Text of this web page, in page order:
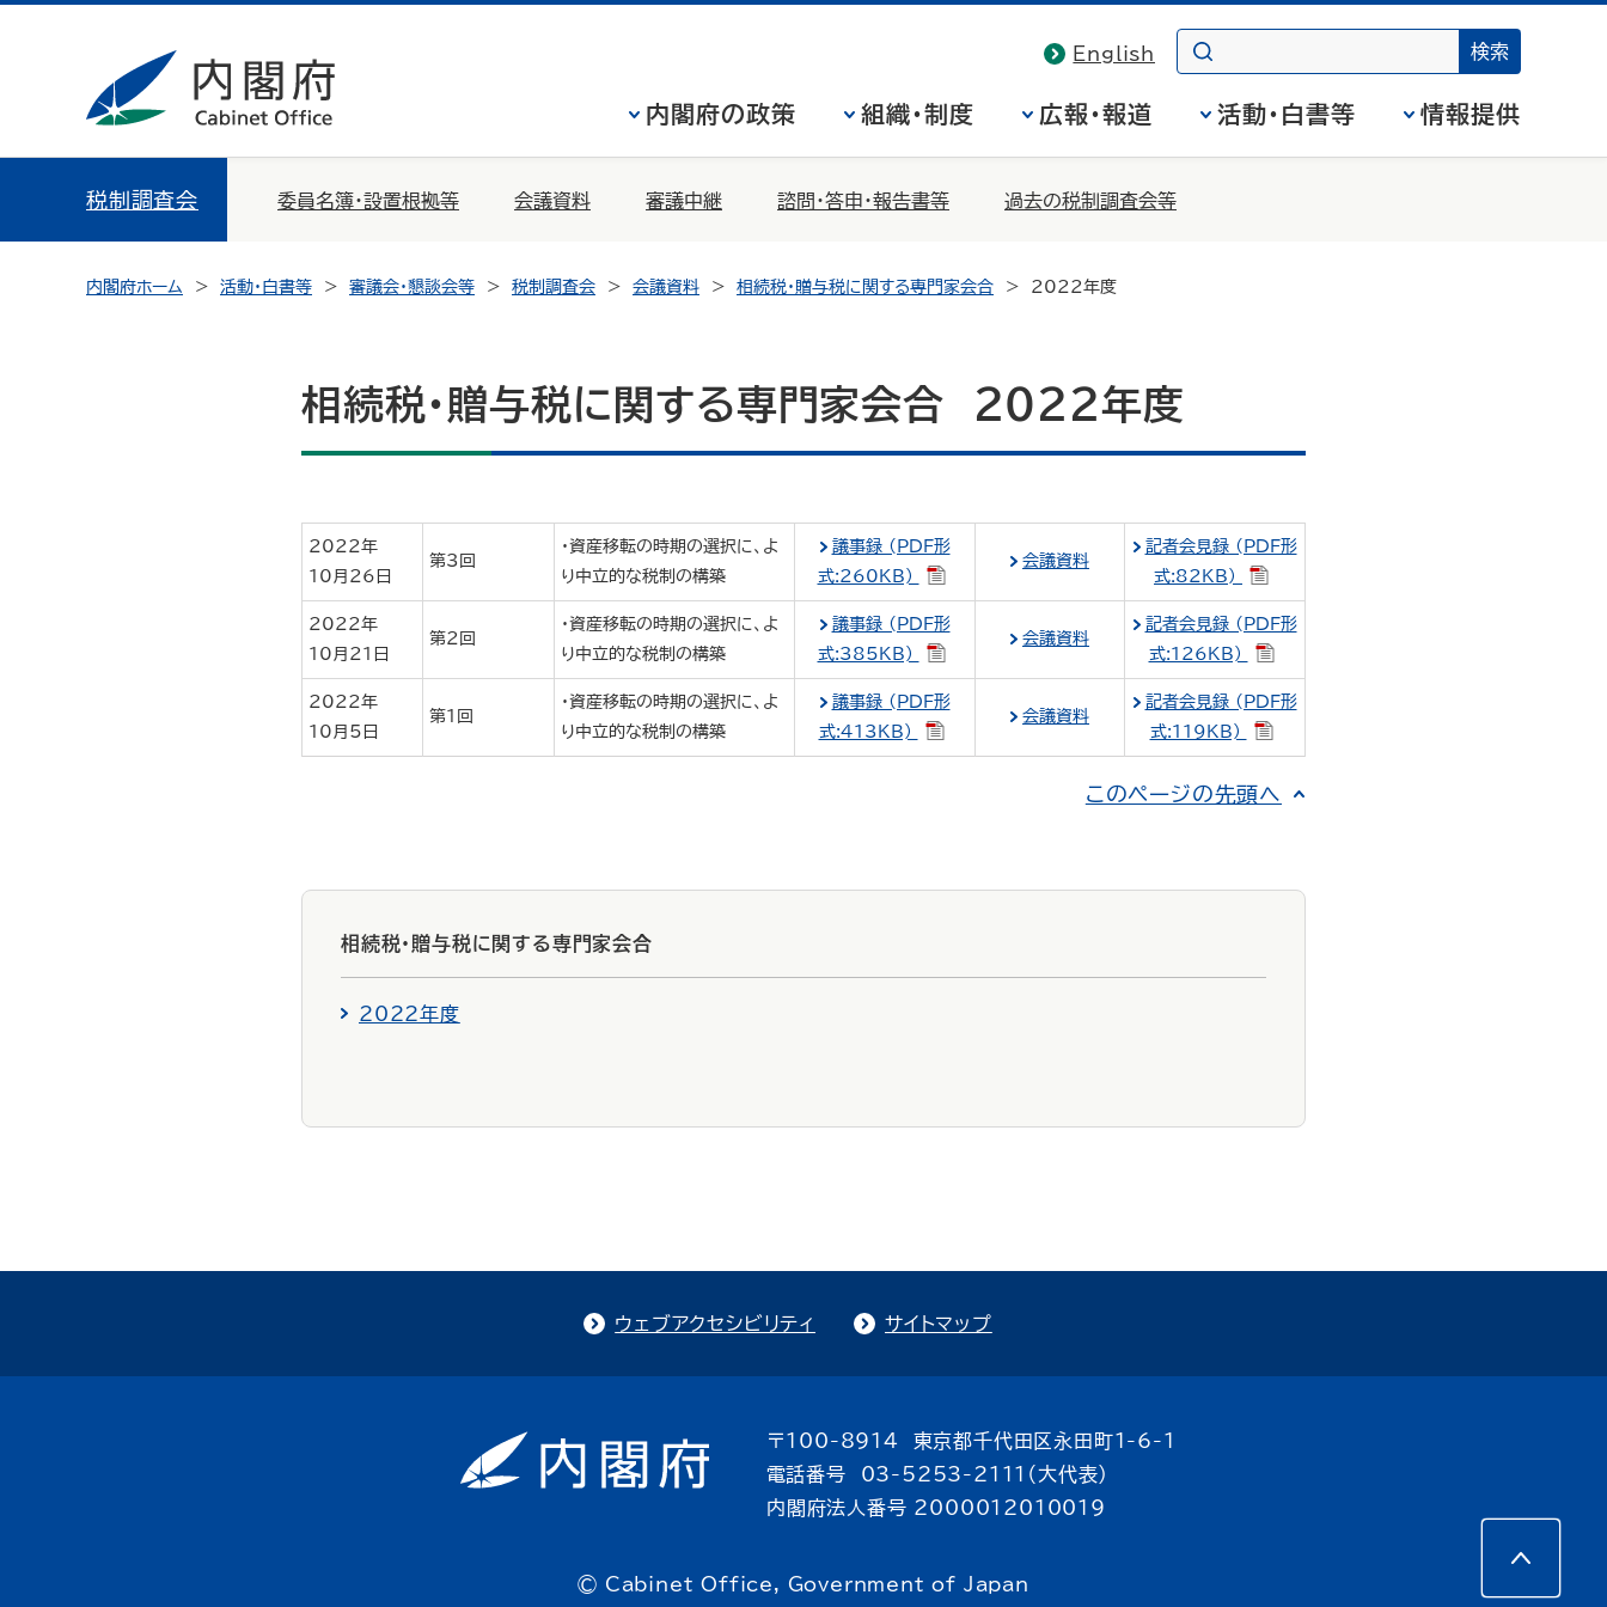
English
内閣府の政策 組織・制度 広報・報道 活動・白書等 情報提供
税制調査会 委員名簿・設置根拠等 会議資料 審議中継 諮問・答申・報告書等 過去の税制調査会等
内閣府ホーム 活動・白書等 審議会・懇談会等 税制調査会 会議資料 相続税・贈与税に関する専門家会合 2022年度
相続税・贈与税に関する専門家会合 2022年度
2022年
10月26日
第3回
・資産移転の時期の選択に、よ
り中立的な税制の構築
議事録 (PDF形
式:260KB)
会議資料
記者会見録 (PDF形
式:82KB)
2022年
10月21日
第2回
・資産移転の時期の選択に、よ
り中立的な税制の構築
議事録 (PDF形
式:385KB)
会議資料
記者会見録 (PDF形
式:126KB)
2022年
10月5日
第1回
・資産移転の時期の選択に、よ
り中立的な税制の構築
議事録 (PDF形
式:413KB)
会議資料
記者会見録 (PDF形
式:119KB)
このページの先頭へ
相続税・贈与税に関する専門家会合
2022年度
ウェブアクセシビリティ サイトマップ
〒100-8914 東京都千代田区永田町1-6-1
電話番号 03-5253-2111（大代表）
内閣府法人番号 2000012010019
© Cabinet Office, Government of Japan